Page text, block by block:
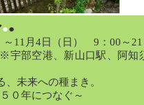
●●
～11月4日（日） 9：00～
部空港、新山口駅、阿知
、未来への種まき。
０年につなぐ～